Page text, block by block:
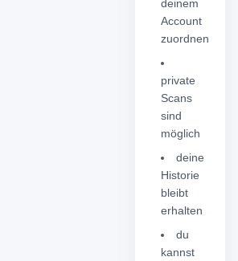
deinem
Account
zuordnen
private
Scans
sind
möglich
deine
Historie
bleibt
erhalten
du
kannst